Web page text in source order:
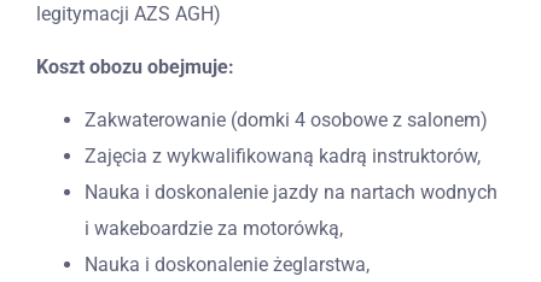
legitymacji AZS AGH)
Koszt obozu obejmuje:
Zakwaterowanie (domki 4 osobowe z salonem)
Zajęcia z wykwalifikowaną kadrą instruktorów,
Nauka i doskonalenie jazdy na nartach wodnych
i wakeboardzie za motorówką,
Nauka i doskonalenie żeglarstwa,